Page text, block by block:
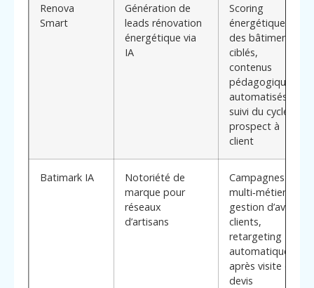
Renova
Smart
Génération de
leads rénovation
énergétique via
IA
Scoring
énergétique
des bâtiments
ciblés,
contenus
pédagogiques
automatisés,
suivi du cycle
prospect à
client
Batimark IA
Notoriété de
marque pour
réseaux
d’artisans
Campagnes IA
multi‑métiers,
gestion d’avis
clients,
retargeting
automatique
après visite de
devis